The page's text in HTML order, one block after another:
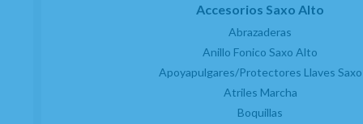
Accesorios Saxo Alto
Abrazaderas
Anillo Fonico Saxo Alto
Apoyapulgares/Protectores Llaves Saxo
Atriles Marcha
Boquillas